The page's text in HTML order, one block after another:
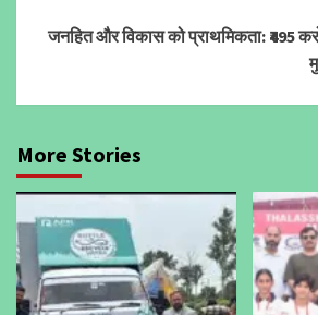
जनहित और विकास को प्राथमिकता: ₹495
More Stories